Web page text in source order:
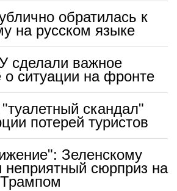
обратилась к
на русском языке
сделали важное
о ситуации на фронте
скандал"
потерей туристов
Зеленскому
неприятный сюрприз на